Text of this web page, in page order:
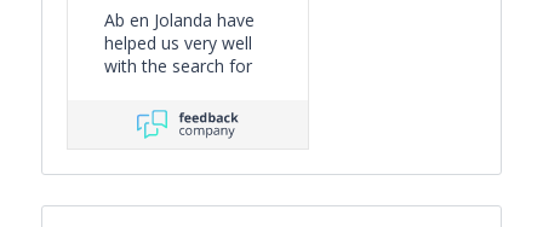
Ab en Jolanda have
helped us very well
with the search for
the Côte d'Azur.
More than full
service, always
friendly, very quick
anwers to our